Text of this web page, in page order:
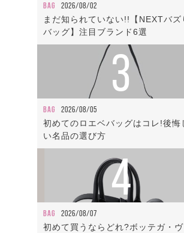
BAG 2026/08/02
まだ知られていない!!【NEXTバズ
バッグ】注目ブランド6選
3
BAG 2026/08/05
初めてのロエベバッグはコレ!後悔
い名品の選び方
4
BAG 2026/08/07
初めて買うならどれ?ボッテガ・ヴ